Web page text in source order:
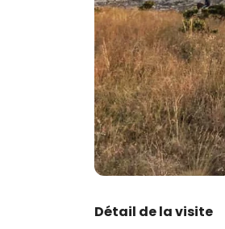
Détail de la visite